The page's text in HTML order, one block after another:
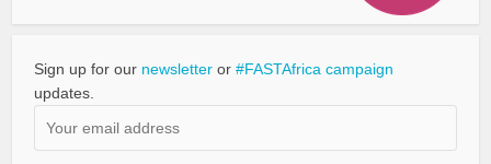
Sign up for our newsletter or#FASTAfrica campaign
updates.